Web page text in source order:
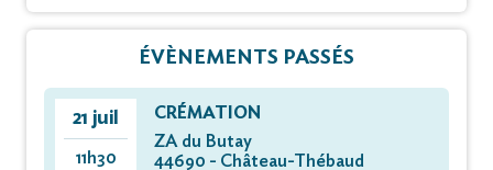
ÉVÈNEMENTS PASSÉS
21 juil
11h30
CRÉMATION
ZA du Butay
44690 - Château-Thébaud